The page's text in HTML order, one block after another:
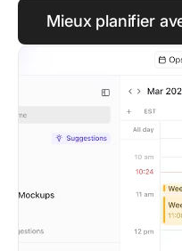
Mieux planifier